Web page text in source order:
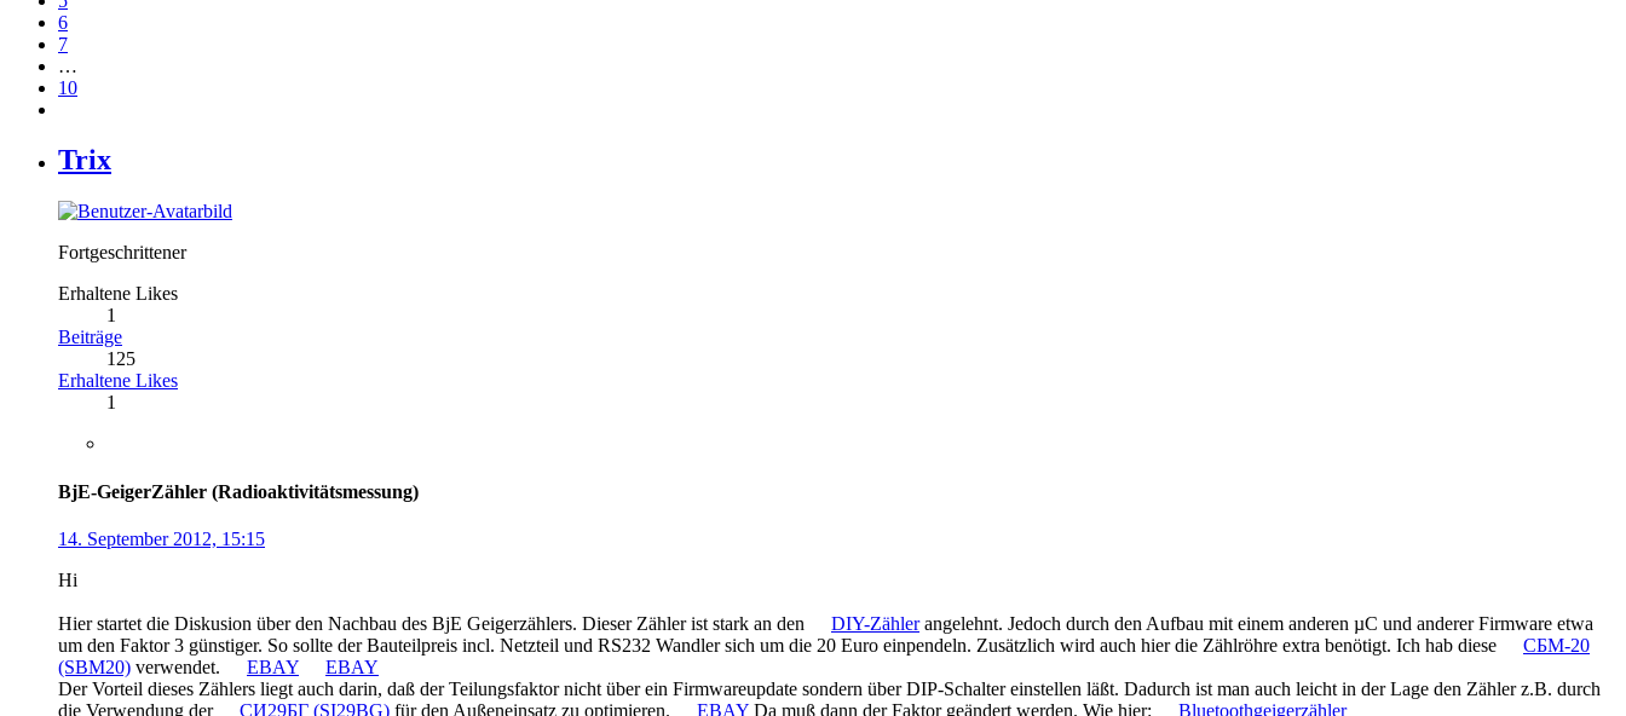
6
7
…
10
Trix
Fortgeschrittener
Erhaltene Likes
1
Beiträge
125
Erhaltene Likes
1
BjE-GeigerZähler (Radioaktivitätsmessung)
14. September 2012, 15:15
Hi
Hier startet die Diskusion über den Nachbau des BjE Geigerzählers. Dieser Zähler ist stark an den DIY-Zählerangelehnt. Jedoch durch den Aufbau mit einem anderen µC und anderer Firmware etwa
um den Faktor 3 günstiger. So sollte der Bauteilpreis incl. Netzteil und RS232 Wandler sich um die 20 Euro einpendeln. Zusätzlich wird auch hier die Zählröhre extra benötigt. Ich hab diese
СБМ-20
(SBM20) verwendet. EBAY
EBAY
Der Vorteil dieses Zählers liegt auch darin, daß der Teilungsfaktor nicht über ein Firmwareupdate sondern über DIP-Schalter einstellen läßt. Dadurch ist man auch leicht in der Lage den Zähler z.B. durch
die Verwendung der
СИ29БГ (SI29BG) für den Außeneinsatz zu optimieren. EBAY Da muß dann der Faktor geändert werden. Wie hier:
Bluetoothgeigerzähler